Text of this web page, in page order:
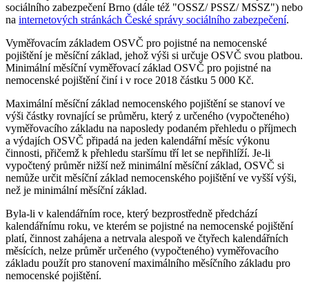
sociálního zabezpečení Brno (dále též "OSSZ/ PSSZ/ MSSZ") nebo
na internetových stránkách České správy sociálního zabezpečení.
Vyměřovacím základem OSVČ pro pojistné na nemocenské
pojištění je měsíční základ, jehož výši si určuje OSVČ svou platbou.
Minimální měsíční vyměřovací základ OSVČ pro pojistné na
nemocenské pojištění činí i v roce 2018 částku 5 000 Kč.
Maximální měsíční základ nemocenského pojištění se stanoví ve
výši částky rovnající se průměru, který z určeného (vypočteného)
vyměřovacího základu na naposledy podaném přehledu o příjmech
a výdajích OSVČ připadá na jeden kalendářní měsíc výkonu
činnosti, přičemž k přehledu staršímu tří let se nepřihlíží. Je-li
vypočtený průměr nižší než minimální měsíční základ, OSVČ si
nemůže určit měsíční základ nemocenského pojištění ve vyšší výši,
než je minimální měsíční základ.
Byla-li v kalendářním roce, který bezprostředně předchází
kalendářnímu roku, ve kterém se pojistné na nemocenské pojištění
platí, činnost zahájena a netrvala alespoň ve čtyřech kalendářních
měsících, nelze průměr určeného (vypočteného) vyměřovacího
základu použít pro stanovení maximálního měsíčního základu pro
nemocenské pojištění.